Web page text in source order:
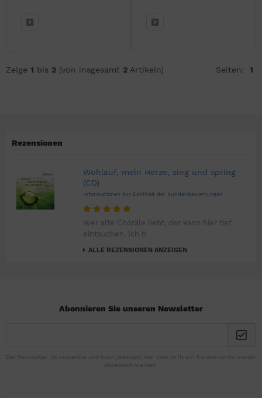
Zeige 1 bis 2 (von insgesamt 2 Artikeln) Seiten: 1
Rezensionen
Wohlauf, mein Herze, sing und spring
(CD)
Informationen zur Echtheit der Kundenbewertungen
Wer alte Choräle liebt, der kann hier tief
eintauchen. Ich h
ALLE REZENSIONEN ANZEIGEN
Abonnieren Sie unseren Newsletter
Der Newsletter ist kostenlos und kann jederzeit hier oder in Ihrem Kundenkonto wieder
abbestellt werden.